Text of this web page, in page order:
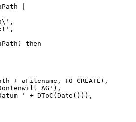
then
+ aFilename,
FO_CREATE),
AG'),
' + DToC(Date())),